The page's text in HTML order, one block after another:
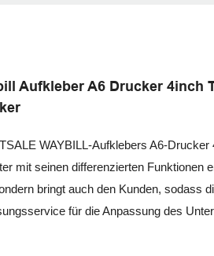
Aufkleber A6 Drucker 4inch
WAYBILL-Aufklebers A6-
mit seinen differenzierten Funktionen
bringt auch den Kunden, sodass
für die Anpassung des